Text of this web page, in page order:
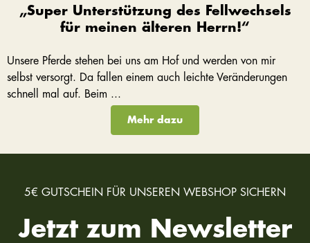
„Super Unterstützung des Fellwechsels
für meinen älteren Herrn!“
Unsere Pferde stehen bei uns am Hof und werden von mir
selbst versorgt. Da fallen einem auch leichte Veränderungen
schnell mal auf. Beim ...
Mehr dazu
5€ GUTSCHEIN FÜR UNSEREN WEBSHOP SICHERN
Jetzt zum Newsletter